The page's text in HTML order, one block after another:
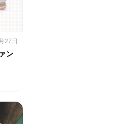
27日
ン